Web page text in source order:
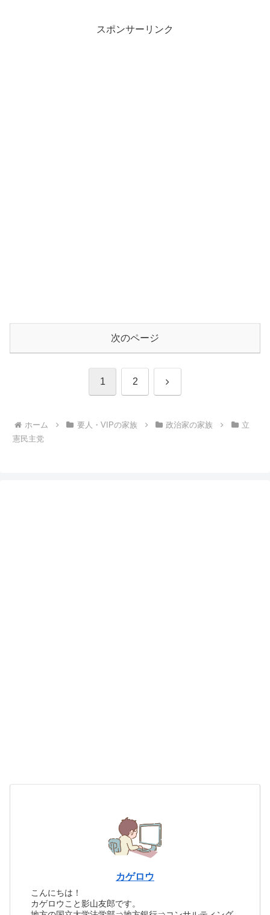
スポンサーリンク
次のページ
1 2 次
ホーム 要人・VIPの家族 政治家の家族
立
憲民主党
カゲロウ
こんにちは！
カゲロウこと影山友郎です。